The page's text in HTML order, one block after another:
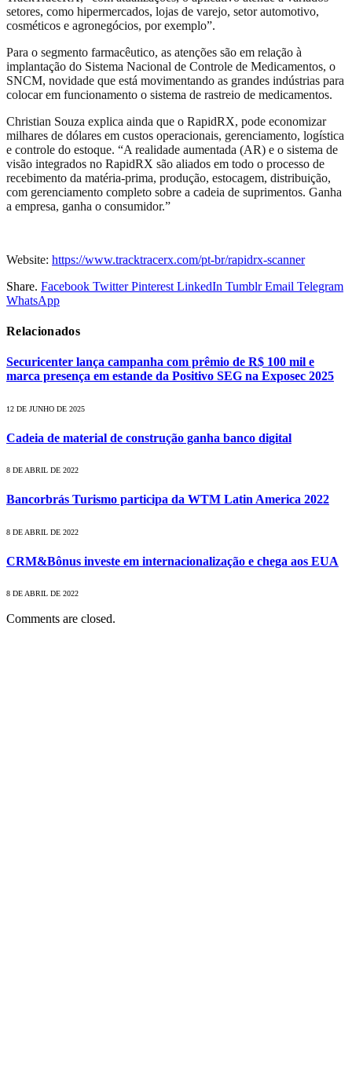
setores, como hipermercados, lojas de varejo, setor automotivo,
cosméticos e agronegócios, por exemplo”.
Para o segmento farmacêutico, as atenções são em relação à
implantação do Sistema Nacional de Controle de Medicamentos, o
SNCM, novidade que está movimentando as grandes indústrias para
colocar em funcionamento o sistema de rastreio de medicamentos.
Christian Souza explica ainda que o RapidRX, pode economizar
milhares de dólares em custos operacionais, gerenciamento, logística
e controle do estoque. “A realidade aumentada (AR) e o sistema de
visão integrados no RapidRX são aliados em todo o processo de
recebimento da matéria-prima, produção, estocagem, distribuição,
com gerenciamento completo sobre a cadeia de suprimentos. Ganha
a empresa, ganha o consumidor.”
Website: https://www.tracktracerx.com/pt-br/rapidrx-scanner
Share. Facebook Twitter Pinterest LinkedIn Tumblr Email Telegram
WhatsApp
Relacionados
Securicenter lança campanha com prêmio de R$ 100 mil e
marca presença em estande da Positivo SEG na Exposec 2025
12 DE JUNHO DE 2025
Cadeia de material de construção ganha banco digital
8 DE ABRIL DE 2022
Bancorbrás Turismo participa da WTM Latin America 2022
8 DE ABRIL DE 2022
CRM&Bônus investe em internacionalização e chega aos EUA
8 DE ABRIL DE 2022
Comments are closed.